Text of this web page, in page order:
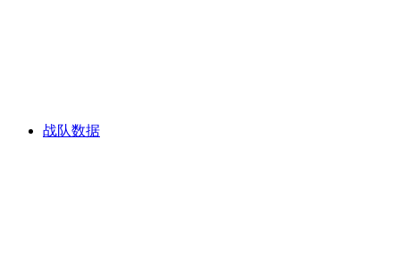
战队数据